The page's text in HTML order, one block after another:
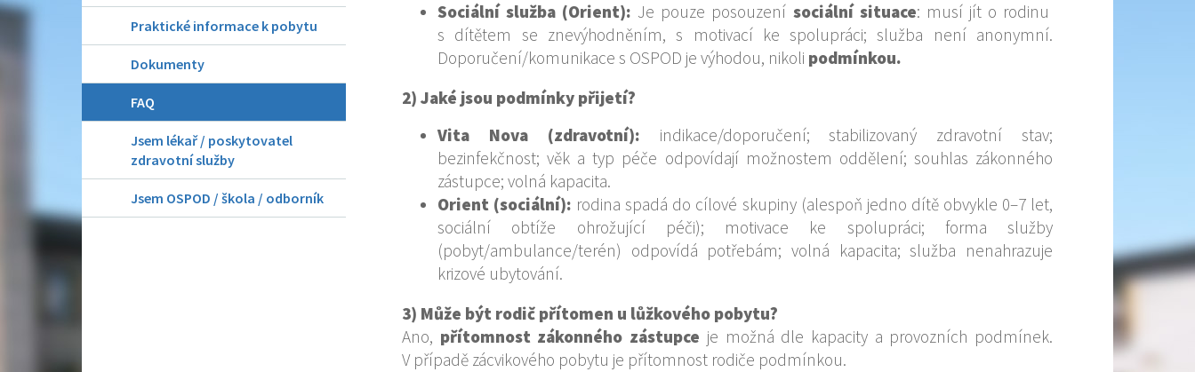
Praktické informace k pobytu
Dokumenty
FAQ
Jsem lékař / poskytovatel
zdravotní služby
Jsem OSPOD / škola / odborník
Sociální služba (Orient): Je pouze posouzení sociální situace: musí jít o rodinu
s dítětem se znevýhodněním, s motivací ke spolupráci; služba není anonymní.
Doporučení/komunikace s OSPOD je výhodou, nikoli podmínkou.
2) Jaké jsou podmínky přijetí?
Vita Nova (zdravotní): indikace/doporučení; stabilizovaný zdravotní stav;
bezinfekčnost; věk a typ péče odpovídají možnostem oddělení; souhlas zákonného
zástupce; volná kapacita.
Orient (sociální): rodina spadá do cílové skupiny (alespoň jedno dítě obvykle 0–7 let,
sociální obtíže ohrožující péči); motivace ke spolupráci; forma služby
(pobyt/ambulance/terén) odpovídá potřebám; volná kapacita; služba nenahrazuje
krizové ubytování.
3) Může být rodič přítomen u lůžkového pobytu?
Ano, přítomnost zákonného zástupce je možná dle kapacity a provozních podmínek.
V případě zácvikového pobytu je přítomnost rodiče podmínkou.